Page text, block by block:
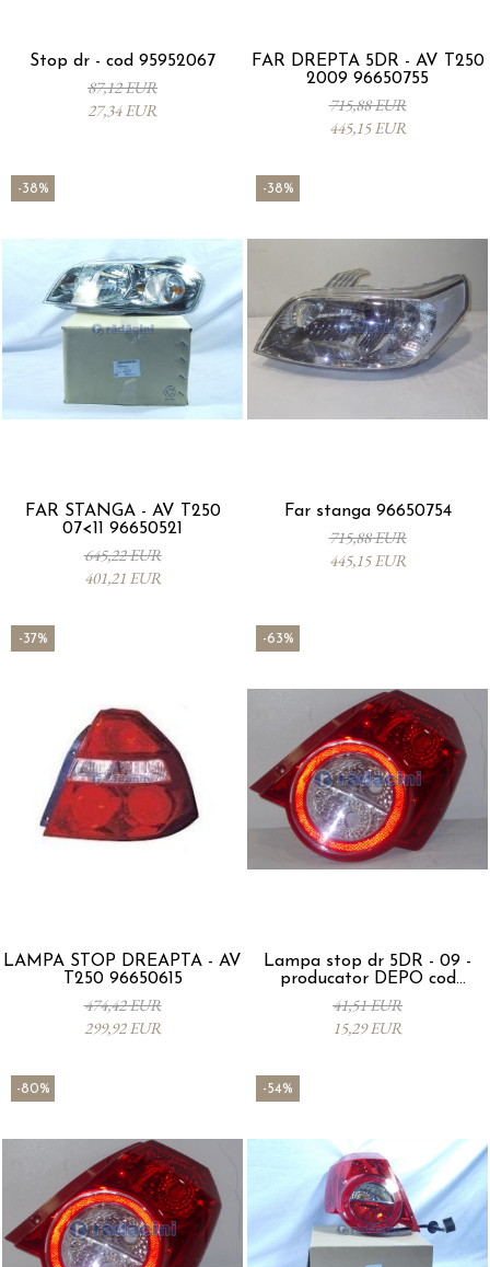
Stop dr - cod 95952067
87,12 EUR
27,34 EUR
FAR DREPTA 5DR - AV T250
2009 96650755
715,88 EUR
445,15 EUR
-38%
FAR STANGA - AV T250
07<11 96650521
645,22 EUR
401,21 EUR
-38%
Far stanga 96650754
715,88 EUR
445,15 EUR
-37%
LAMPA STOP DREAPTA - AV
T250 96650615
474,42 EUR
299,92 EUR
-63%
Lampa stop dr 5DR - 09 -
producator DEPO cod
96650805
41,51 EUR
15,29 EUR
-80% -54%